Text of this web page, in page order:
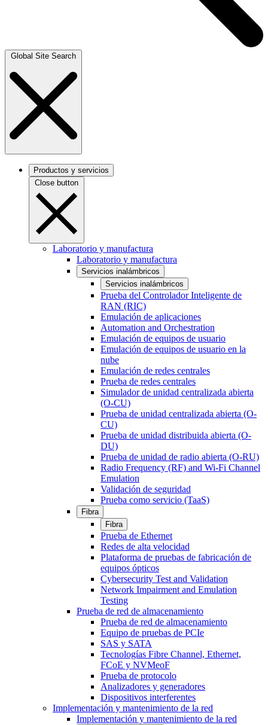
Global Site Search
Productos y servicios
Close button
Laboratorio y manufactura
Laboratorio y manufactura
Servicios inalámbricos
Servicios inalámbricos
Prueba del Controlador Inteligente de
RAN (RIC)
Emulación de aplicaciones
Automation and Orchestration
Emulación de equipos de usuario
Emulación de equipos de usuario en la
nube
Emulación de redes centrales
Prueba de redes centrales
Simulador de unidad centralizada abierta
(O-CU)
Prueba de unidad centralizada abierta (O-
CU)
Prueba de unidad distribuida abierta (O-
DU)
Prueba de unidad de radio abierta (O-RU)
Radio Frequency (RF) and Wi-Fi Channel
Emulation
Validación de seguridad
Prueba como servicio (TaaS)
Fibra
Fibra
Prueba de Ethernet
Redes de alta velocidad
Plataforma de pruebas de fabricación de
equipos ópticos
Cybersecurity Test and Validation
Network Impairment and Emulation
Testing
Prueba de red de almacenamiento
Prueba de red de almacenamiento
Equipo de pruebas de PCIe
SAS y SATA
Tecnologías Fibre Channel, Ethernet,
FCoE y NVMeoF
Prueba de protocolo
Analizadores y generadores
Dispositivos interferentes
Implementación y mantenimiento de la red
Implementación y mantenimiento de la red